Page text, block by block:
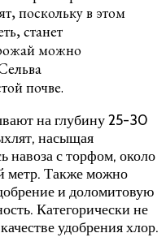
поскольку в этом
станет
можно
почве.
на глубину 25-30
насыщая
навоза с торфом, около
метр. Также можно
и доломитовую
Категорически не
удобрения хлор.